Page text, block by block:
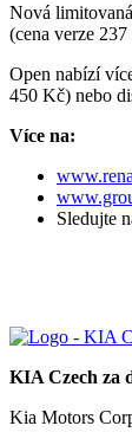
Nová
(cena verze
Open nabízí
450 Kč) nebo
Více na:
Sledujte
KIA Czech za
Kia Motors